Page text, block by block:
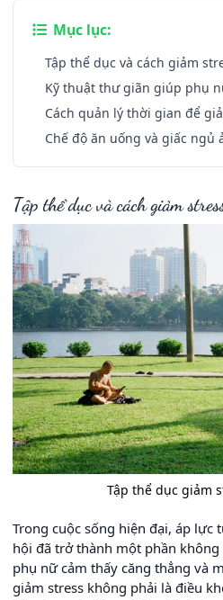
Mục lục:
Tập thể dục và cách giảm
Kỹ thuật thư giãn giúp phụ
Cách quản lý thời gian để
Chế độ ăn uống và giấc ngủ
Tập thể dục và cách giảm
Tập thể dục giảm
Trong cuộc sống hiện đại, áp lực
hội đã trở thành một phần
phụ nữ cảm thấy căng thẳng và
giảm stress không phải là điều